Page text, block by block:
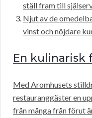
ställ fram till
Njut av de
vinst och nöjdare
En kulinarisk
Med Aromhusets
restauranggäster en
från många från förut